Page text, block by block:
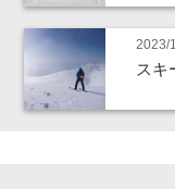
2023/
スキ